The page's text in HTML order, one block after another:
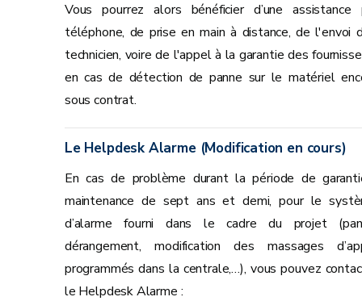
Vous pourrez alors bénéficier d’une assistance
téléphone, de prise en main à distance, de l'envoi
technicien, voire de l'appel à la garantie des
en cas de détection de panne sur le matériel
sous contrat.
Le Helpdesk Alarme (Modification en cours)
En cas de problème durant la période de
maintenance de sept ans et demi, pour le
d’alarme fourni dans le cadre du projet
dérangement, modification des massages
programmés dans la centrale,…), vous pouvez
le Helpdesk Alarme :